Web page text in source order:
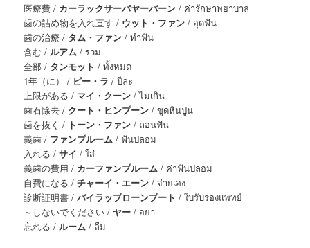
医療費 / カーラックサーパヤーバーン / ค่ารักษาพยาบาล
歯の詰め物を入れ直す / ウット・ファン / อุดฟัน
歯の治療 / タム・ファン / ทำฟัน
含む /ルアム / รวม
全部 / タンモット / ทั้งหมด
1年（に） / ピー・ラ / ปีละ
上限がある / マイ・クーン / ไม่เกิน
歯石除去 / クート・ヒンプーン / ขูดหินปูน
歯を抜く / トーン・ファン / ถอนฟัน
義歯 / ファンプルーム / ฟันปลอม
入れる /サイ / ใส่
義歯の費用 / カーファンプルーム / ค่าฟันปลอม
自費になる /チャーイ・エーン / จ่ายเอง
診断証明書 /バイラップローンプート / ใบรับรองแพทย์
～しないでください / ヤー / อย่า
忘れる /ルーム / ลืม